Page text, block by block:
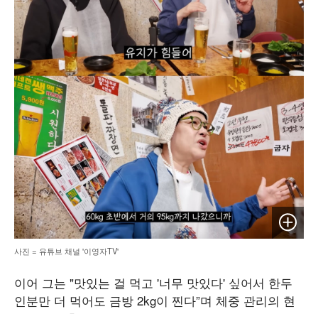
이미지
사진 = 유튜브 채널 '이영자TV'
이어 그는 "맛있는 걸 먹고 '너무 맛있다' 싶어서 한두
인분만 더 먹어도 금방 2kg이 찐다”며 체중 관리의 현